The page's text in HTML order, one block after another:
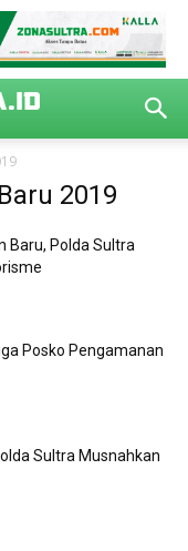
2019
Baru, Polda Sultra
Posko Pengamanan
Sultra Musnahkan